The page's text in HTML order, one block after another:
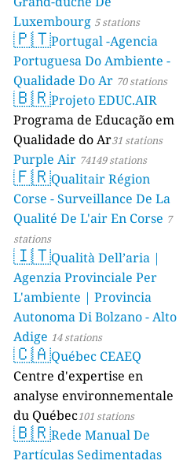
Luxembourg 5 stations
🇵🇹Portugal -Agencia
Portuguesa Do Ambiente -
Qualidade Do Ar 70 stations
🇧🇷Projeto EDUC.AIR
Programa de Educação em
Qualidade do Ar31 stations
Purple Air 74149 stations
🇫🇷Qualitair Région
Corse - Surveillance De La
Qualité De L'air En Corse 7
stations
🇮🇹Qualità Dell’aria |
Agenzia Provinciale Per
L'ambiente | Provincia
Autonoma Di Bolzano - Alto
Adige 14 stations
🇨🇦Québec CEAEQ
Centre d'expertise en
analyse environnementale
du Québec101 stations
🇧🇷Rede Manual De
Partículas Sedimentadas